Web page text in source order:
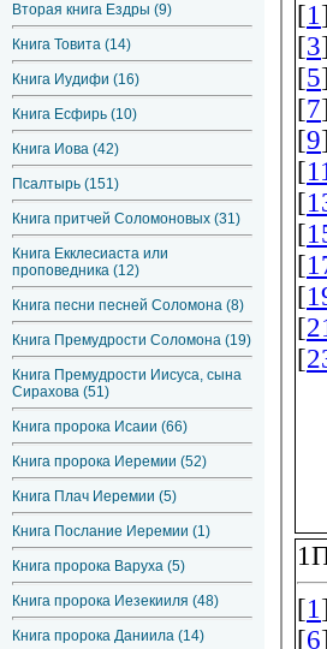
Вторая книга Ездры (9)
Книга Товита (14)
Книга Иудифи (16)
Книга Есфирь (10)
Книга Иова (42)
Псалтырь (151)
Книга притчей Соломоновых (31)
Книга Екклесиаста или
проповедника (12)
Книга песни песней Соломона (8)
Книга Премудрости Соломона (19)
Книга Премудрости Иисуса, сына
Сирахова (51)
Книга пророка Исаии (66)
Книга пророка Иеремии (52)
Книга Плач Иеремии (5)
Книга Послание Иеремии (1)
Книга пророка Варуха (5)
Книга пророка Иезекииля (48)
Книга пророка Даниила (14)